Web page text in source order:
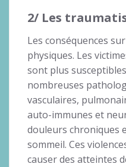
2/ Les
Les conséquences
physiques. Les
sont plus
nombreuses
vasculaires,
auto-immunes et
douleurs chroniques
sommeil. Ces
causer des atteintes